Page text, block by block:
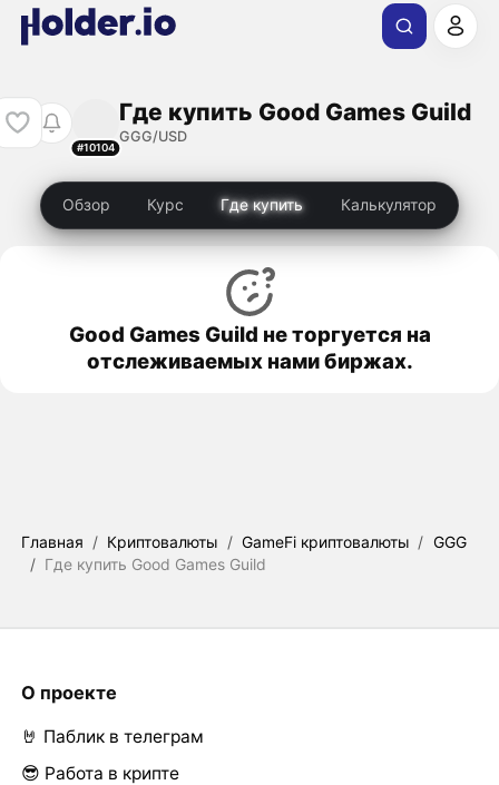
#10104
Где купить Good Games Guild
GGG/USD
Обзор Курс Где купить Калькулятор
Good Games Guild не торгуется на
отслеживаемых нами биржах.
Главная / Криптовалюты / GameFi криптовалюты / GGG
/ Где купить Good Games Guild
О проекте
🤘 Паблик в телеграм
😎 Работа в крипте